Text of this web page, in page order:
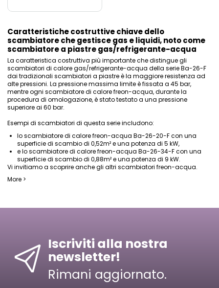
Caratteristiche costruttive chiave dello
scambiatore che gestisce gas e liquidi, noto come
scambiatore a piastre gas/refrigerante-acqua
La caratteristica costruttiva più importante che distingue gli
scambiatori di calore gas/refrigerante-acqua della serie Ba-26-F
dai tradizionali scambiatori a piastre è la maggiore resistenza ad
alte pressioni. La pressione massima limite è fissata a 45 bar,
mentre ogni scambiatore di calore freon-acqua, durante la
procedura di omologazione, è stato testato a una pressione
superiore ai 60 bar.
Esempi di scambiatori di questa serie includono:
lo scambiatore di calore freon-acqua Ba-26-20-F con una
superficie di scambio di 0,52m² e una potenza di 5 kW,
e lo scambiatore di calore freon-acqua Ba-26-34-F con una
superficie di scambio di 0,88m² e una potenza di 9 kW.
Vi invitiamo a scoprire anche gli altri scambiatori freon-acqua.
More >
Iscriviti alla nostra
newsletter!
Rimani aggiornato.